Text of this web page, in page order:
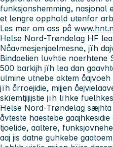
funksjonshemming, nasjonal
et lengre opphold utenfor
Les mer om oss på
Helse Nord-Trøndelag HF
Nåavmesjenjaelmesne, jïh
Bindaelien luvhtie noerhtene
500 barkijh jïh lea dan
ulmine utnebe aktem
jïh årroejidie, mijjen
skïemtjijijstie jïh lïhke
Helse Nord-Trøndelag
åvteste haestebe
tjoelide, aaltere,
aaj jis datne guhkebe